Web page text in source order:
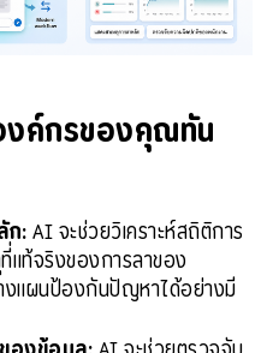
ค์กรของคุณทัน
ก: AI จะช่วยวิเคราะห์สถิติการ
แท้จริงของการลาของ
แผนป้องกันปัญหาได้อย่างมี